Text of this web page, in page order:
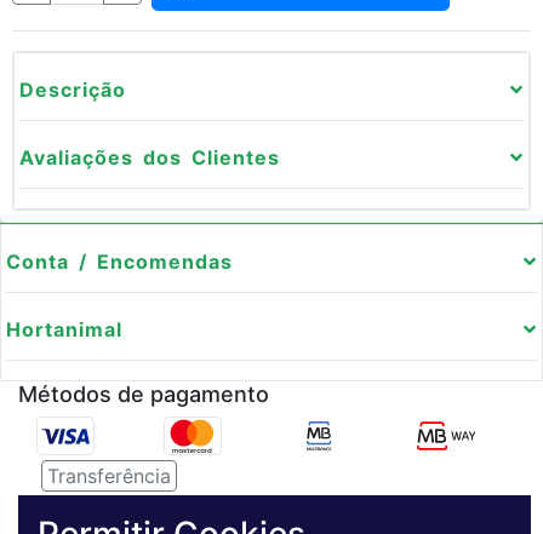
Descrição
Avaliações dos Clientes
Conta / Encomendas
Hortanimal
Métodos de pagamento
Transferência